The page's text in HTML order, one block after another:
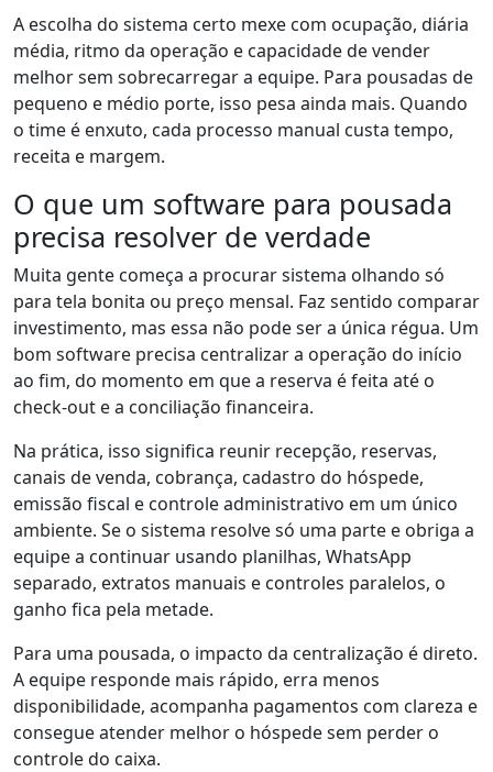
A escolha do sistema certo mexe com ocupação, diária
média, ritmo da operação e capacidade de vender
melhor sem sobrecarregar a equipe. Para pousadas de
pequeno e médio porte, isso pesa ainda mais. Quando
o time é enxuto, cada processo manual custa tempo,
receita e margem.
O que um software para pousada
precisa resolver de verdade
Muita gente começa a procurar sistema olhando só
para tela bonita ou preço mensal. Faz sentido comparar
investimento, mas essa não pode ser a única régua. Um
bom software precisa centralizar a operação do início
ao fim, do momento em que a reserva é feita até o
check-out e a conciliação financeira.
Na prática, isso significa reunir recepção, reservas,
canais de venda, cobrança, cadastro do hóspede,
emissão fiscal e controle administrativo em um único
ambiente. Se o sistema resolve só uma parte e obriga a
equipe a continuar usando planilhas, WhatsApp
separado, extratos manuais e controles paralelos, o
ganho fica pela metade.
Para uma pousada, o impacto da centralização é direto.
A equipe responde mais rápido, erra menos
disponibilidade, acompanha pagamentos com clareza e
consegue atender melhor o hóspede sem perder o
controle do caixa.